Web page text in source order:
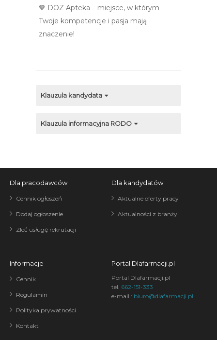
🧡 DOZ Apteka – miejsce, w którym
Twoje kompetencje i pasja mają
znaczenie!
Klauzula kandydata
Klauzula informacyjna RODO
Dla pracodawców
Cennik ogłoszeń
Dodaj ogłoszenie
Zleć usługę rekrutacji
Dla kandydatów
Aktualne oferty pracy
Aktualności z branży
Informacje
Cennik
Regulamin
Polityka prywatności
Kontakt
Portal Dlafarmacji.pl
Portal Dlafarmacji.pl
tel. 662-151-333
e-mail : biuro@dlafarmacji.pl